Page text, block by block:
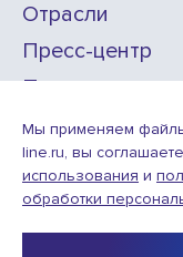
Отрасли
Пресс-центр
Проекты
Карьера
Условия
Мы применяем
line.ru, вы
использования и
обработки